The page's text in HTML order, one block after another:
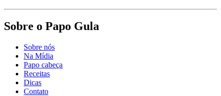
Sobre o Papo Gula
Sobre nós
Na Mídia
Papo cabeça
Receitas
Dicas
Contato